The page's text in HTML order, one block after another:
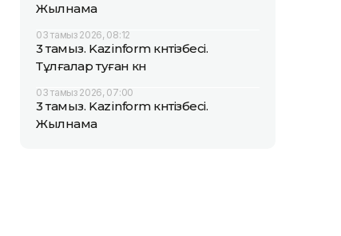
Жылнама
03 тамыз 2026, 08:12
3 тамыз. Kazinform күнтізбесі.
Тұлғалар туған күн
03 тамыз 2026, 07:00
3 тамыз. Kazinform күнтізбесі.
Жылнама